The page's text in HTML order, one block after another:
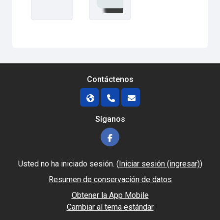
Contáctenos
Síganos
Usted no ha iniciado sesión. (Iniciar sesión (ingresar))
Resumen de conservación de datos
Obtener la App Mobile
Cambiar al tema estándar